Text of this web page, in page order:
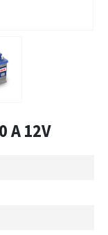
A 12V